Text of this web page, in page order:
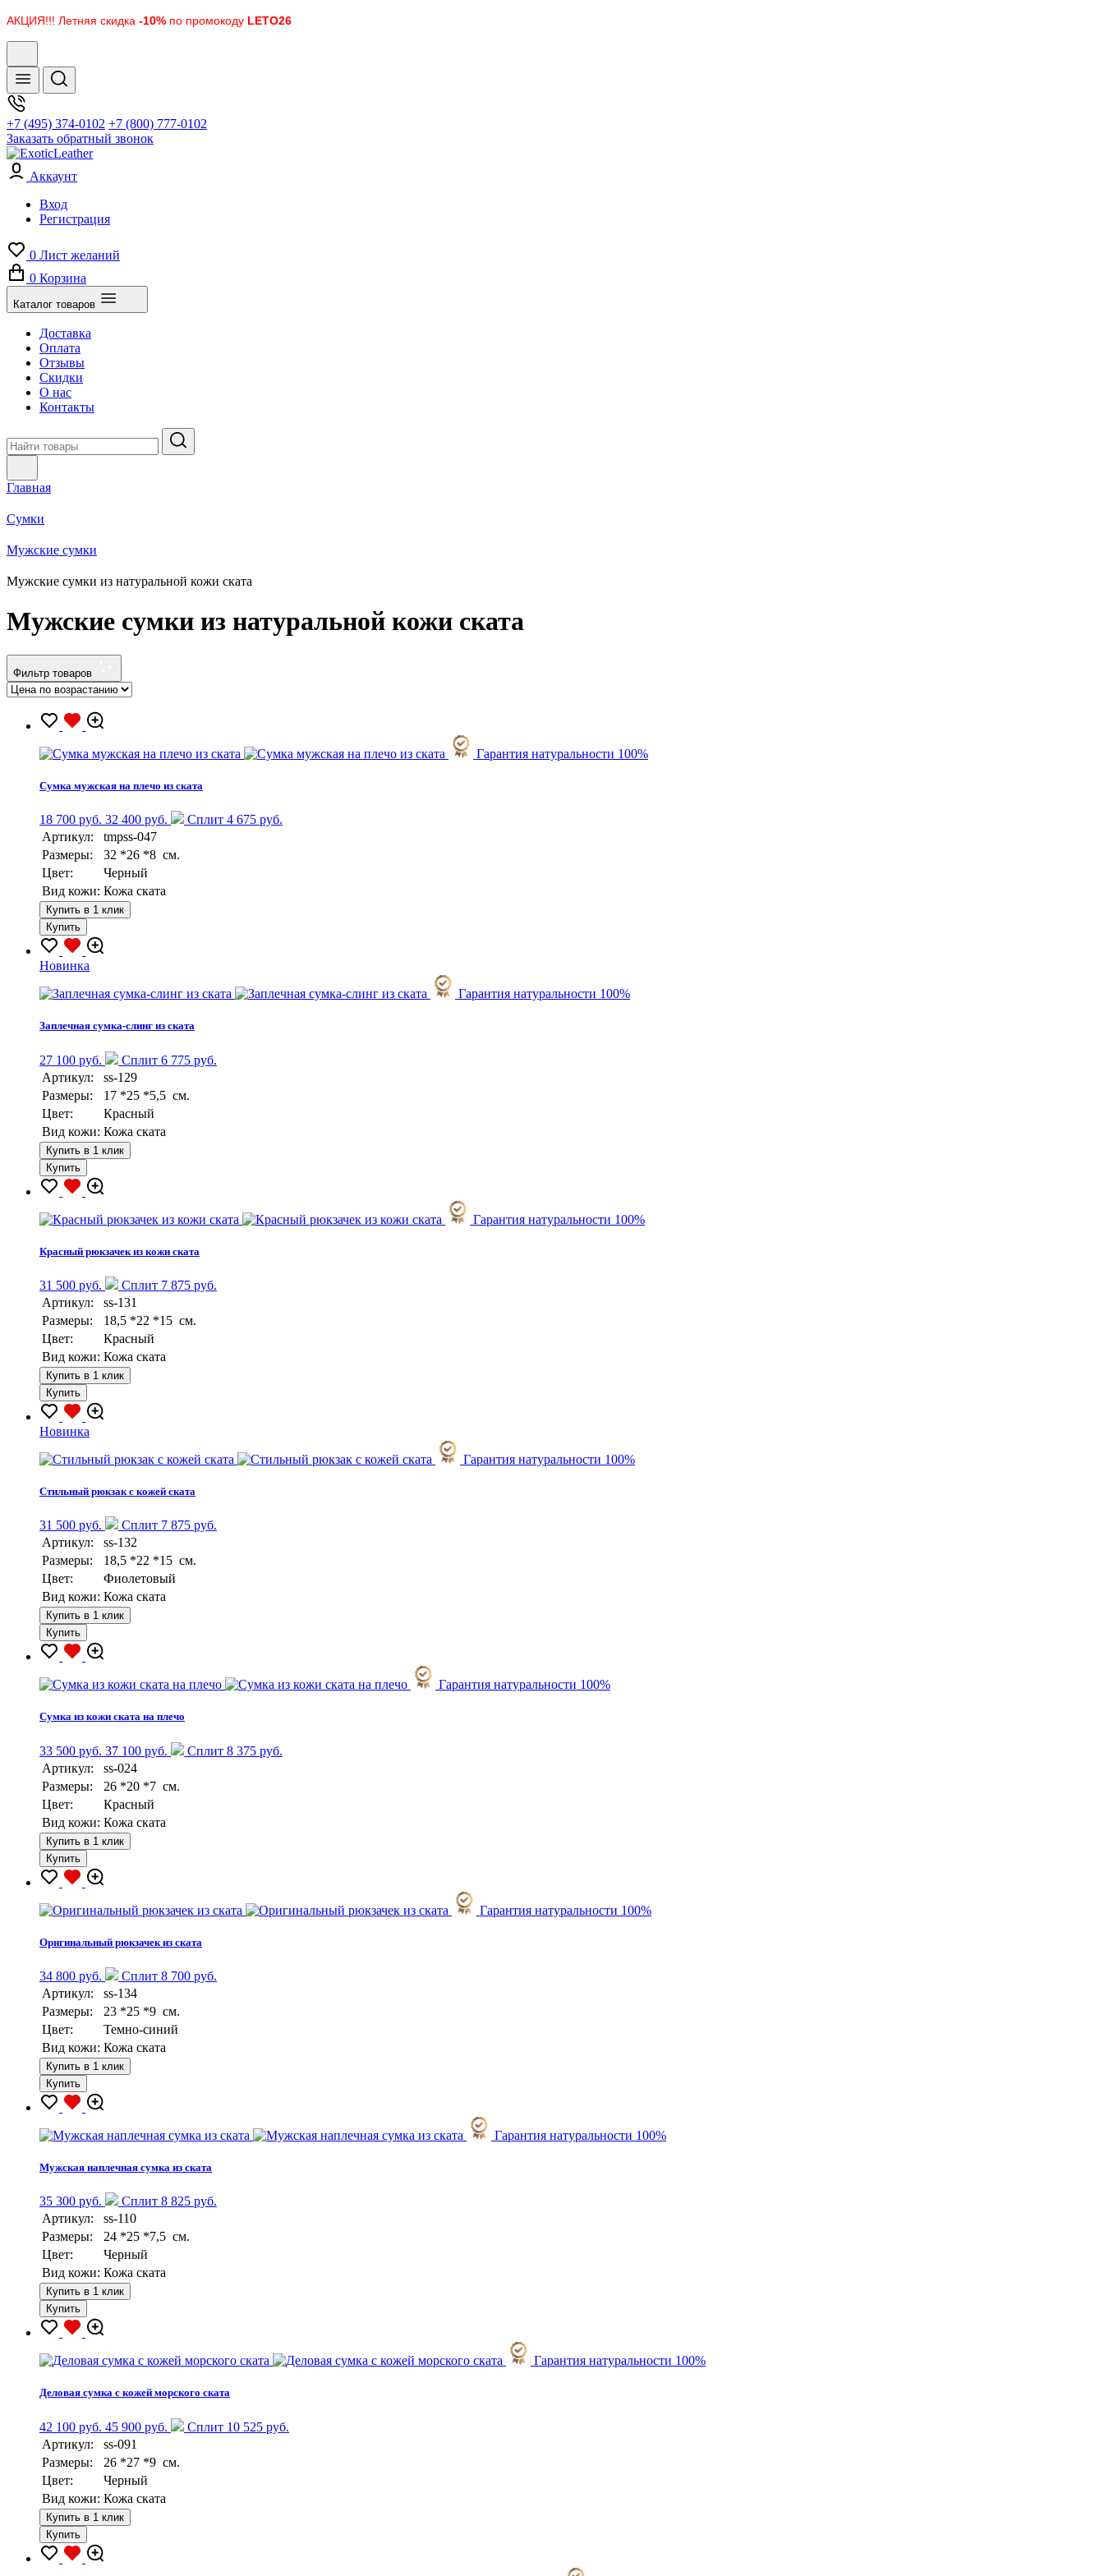
АКЦИЯ!!! Летняя скидка -10% по промокоду LETO26
+7 (495) 374-0102 +7 (800) 777-0102
Заказать обратный звонок
Аккаунт
Вход
Регистрация
0 Лист желаний
0 Корзина
Каталог товаров
Доставка
Оплата
Отзывы
Скидки
О нас
Контакты
Главная
Сумки
Мужские сумки
Мужские сумки из натуральной кожи ската
Мужские сумки из натуральной кожи ската
Фильтр товаров
Гарантия натуральности 100%
Сумка мужская на плечо из ската
18 700 руб. 32 400 руб.
Сплит 4 675 руб.
Артикул:
tmpss-047
Размеры:
32 *26 *8 см.
Цвет:
Черный
Вид кожи: Кожа ската
Купить в 1 клик
Купить
Новинка
Гарантия натуральности 100%
Заплечная сумка-слинг из ската
27 100 руб.
Сплит 6 775 руб.
Артикул:
ss-129
Размеры:
17 *25 *5,5 см.
Цвет:
Красный
Вид кожи: Кожа ската
Купить в 1 клик
Купить
Гарантия натуральности 100%
Красный рюкзачек из кожи ската
31 500 руб.
Сплит 7 875 руб.
Артикул:
ss-131
Размеры:
18,5 *22 *15 см.
Цвет:
Красный
Вид кожи: Кожа ската
Купить в 1 клик
Купить
Новинка
Гарантия натуральности 100%
Стильный рюкзак с кожей ската
31 500 руб.
Сплит 7 875 руб.
Артикул:
ss-132
Размеры:
18,5 *22 *15 см.
Цвет:
Фиолетовый
Вид кожи: Кожа ската
Купить в 1 клик
Купить
Гарантия натуральности 100%
Сумка из кожи ската на плечо
33 500 руб. 37 100 руб.
Сплит 8 375 руб.
Артикул:
ss-024
Размеры:
26 *20 *7 см.
Цвет:
Красный
Вид кожи: Кожа ската
Купить в 1 клик
Купить
Гарантия натуральности 100%
Оригинальный рюкзачек из ската
34 800 руб.
Сплит 8 700 руб.
Артикул:
ss-134
Размеры:
23 *25 *9 см.
Цвет:
Темно-синий
Вид кожи: Кожа ската
Купить в 1 клик
Купить
Гарантия натуральности 100%
Мужская наплечная сумка из ската
35 300 руб.
Сплит 8 825 руб.
Артикул:
ss-110
Размеры:
24 *25 *7,5 см.
Цвет:
Черный
Вид кожи: Кожа ската
Купить в 1 клик
Купить
Гарантия натуральности 100%
Деловая сумка с кожей морского ската
42 100 руб. 45 900 руб.
Сплит 10 525 руб.
Артикул:
ss-091
Размеры:
26 *27 *9 см.
Цвет:
Черный
Вид кожи: Кожа ската
Купить в 1 клик
Купить